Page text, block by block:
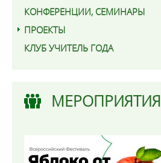
КОНФЕРЕНЦИИ, СЕМИНАРЫ
ПРОЕКТЫ
КЛУБ УЧИТЕЛЬ ГОДА
МЕРОПРИЯТИЯ